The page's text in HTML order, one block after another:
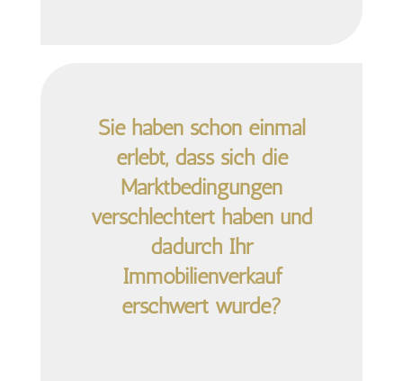
Sie haben schon einmal
erlebt, dass sich die
Marktbedingungen
verschlechtert haben und
dadurch Ihr
Immobilienverkauf
erschwert wurde?